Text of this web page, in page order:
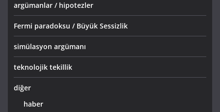
argümanlar / hipotezler
Fermi paradoksu / Büyük Sessizlik
simülasyon argümanı
teknolojik tekillik
diğer
haber